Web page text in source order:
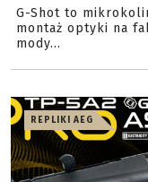
G-Shot to
montaż optyki na
mody...
REPLIKI AEG